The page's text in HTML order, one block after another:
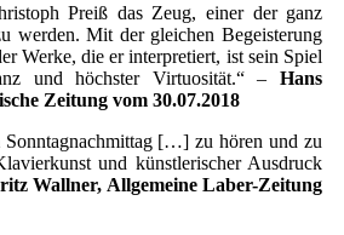
Preiß das Zeug, einer der ganz
werden. Mit der gleichen Begeisterung
Werke, die er interpretiert, ist sein Spiel
und höchster Virtuosität.“ –Hans
Zeitung vom 30.07.2018
Sonntagnachmittag […] zu hören und zu
und künstlerischer Ausdruck
Wallner, Allgemeine Laber-Zeitung